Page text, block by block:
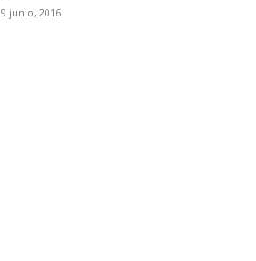
9 junio, 2016